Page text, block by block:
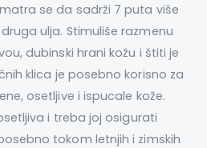
se da sadrži 7 puta više
ulja. Stimuliše razmenu
dubinski hrani kožu i štiti je
klica je posebno korisno za
osetljive i ispucale kože.
i treba joj osigurati
tokom letnjih i zimskih